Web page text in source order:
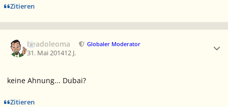
Zitieren
beadoleoma Globaler Moderator
31. Mai 201412 J.
keine Ahnung... Dubai?
Zitieren